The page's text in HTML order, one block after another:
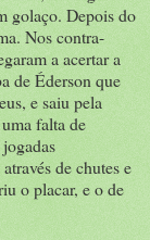
golaço. Depois do
Nos contra-
a acertar a
de Éderson que
e saiu pela
falta de
de chutes e
o placar, e o de